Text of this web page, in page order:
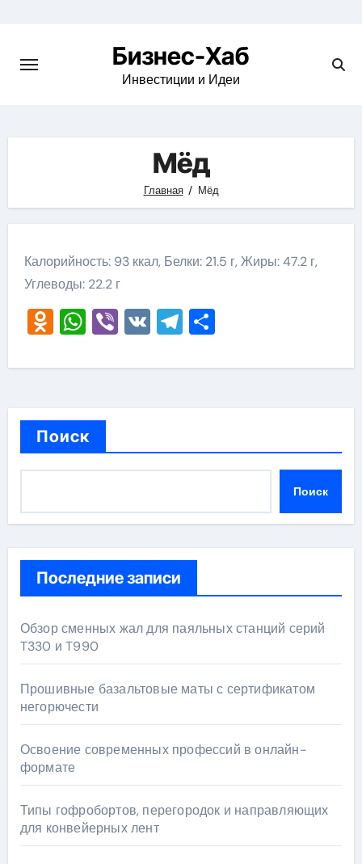
content
Бизнес-Хаб
Инвестиции и Идеи
Мёд
Главная Мёд
Калорийность: 93 ккал, Белки: 21.5 г, Жиры: 47.2 г,
Углеводы: 22.2 г
Odnoklassniki
WhatsApp
Viber
VKTelegram
Отправить
Поиск
Поиск
Последние записи
Обзор сменных жал для паяльных станций серий
T330 и T990
Прошивные базальтовые маты с сертификатом
негорючести
Освоение современных профессий в онлайн-
формате
Типы гофробортов, перегородок и направляющих
для конвейерных лент